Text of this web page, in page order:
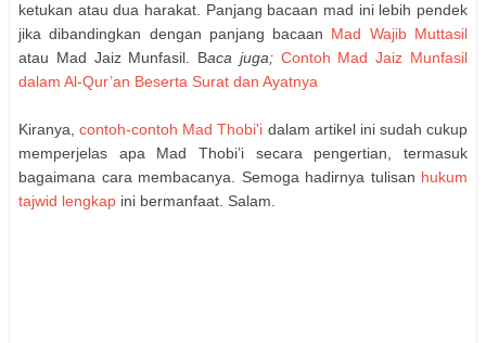
ketukan atau dua harakat. Panjang bacaan mad ini lebih pendek
jika dibandingkan dengan panjang bacaan Mad Wajib Muttasil
atau Mad Jaiz Munfasil. Baca juga; Contoh Mad Jaiz Munfasil
dalam Al-Qur’an Beserta Surat dan Ayatnya
Kiranya,contoh-contoh Mad Thobi'i dalam artikel ini sudah cukup
memperjelas apa Mad Thobi’i secara pengertian, termasuk
bagaimana cara membacanya. Semoga hadirnya tulisan hukum
tajwid lengkap ini bermanfaat. Salam.